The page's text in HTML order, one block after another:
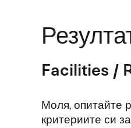
Facilities /
Моля, опитайте
критериите си